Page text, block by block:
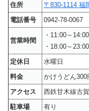
住所
〒830-1114 福
電話番号
0942-78-0067
営業時間
・11:00～14:00
・18:00～23:00
定休日
水曜日
料金
かけうどん300
アクセス
西鉄甘木線古
駐車場
有り